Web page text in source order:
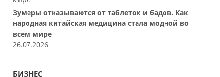
Зумеры отказываются от таблеток и бадов. Как
народная китайская медицина стала модной во
всем мире
26.07.2026
БИЗНЕС